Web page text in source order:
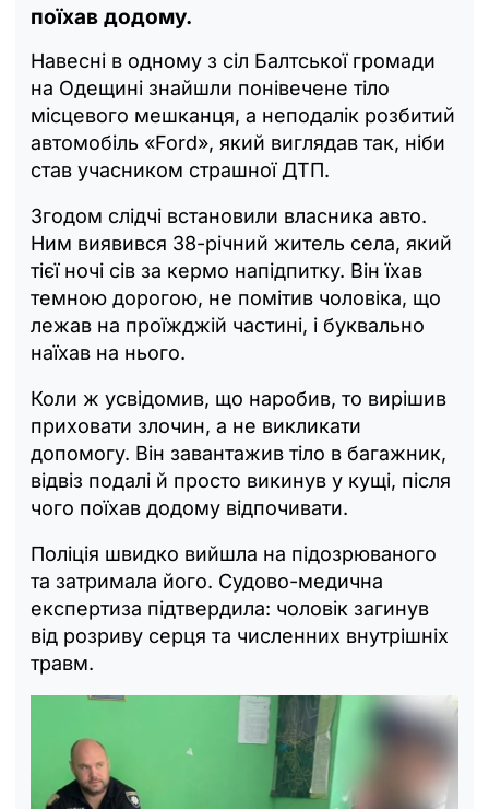
поїхав додому.
Навесні в одному з сіл Балтської громади
на Одещині знайшли понівечене тіло
місцевого мешканця, а неподалік розбитий
автомобіль «Ford», який виглядав так, ніби
став учасником страшної ДТП.
Згодом слідчі встановили власника авто.
Ним виявився 38-річний житель села, який
тієї ночі сів за кермо напідпитку. Він їхав
темною дорогою, не помітив чоловіка, що
лежав на проїжджій частині, і буквально
наїхав на нього.
Коли ж усвідомив, що наробив, то вирішив
приховати злочин, а не викликати
допомогу. Він завантажив тіло в багажник,
відвіз подалі й просто викинув у кущі, після
чого поїхав додому відпочивати.
Поліція швидко вийшла на підозрюваного
та затримала його. Судово-медична
експертиза підтвердила: чоловік загинув
від розриву серця та численних внутрішніх
травм.